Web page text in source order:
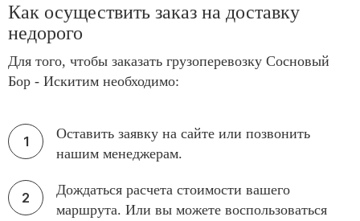
Как осуществить заказ на доставку
недорого
Для того, чтобы заказать грузоперевозку Сосновый
Бор - Искитим необходимо:
Оставить заявку на сайте или позвонить
нашим менеджерам.
Дождаться расчета стоимости вашего
маршрута. Или вы можете воспользоваться